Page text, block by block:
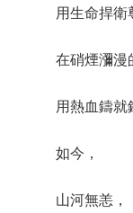
用生命捍衛
在硝煙瀰漫
用熱血鑄就鋼
如今，
山河無恙，